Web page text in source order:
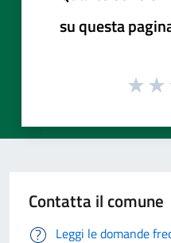
su questa
Contatta il comune
Leggi le domande